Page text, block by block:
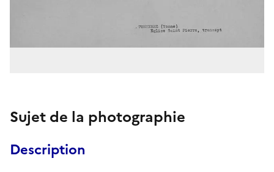
Sujet de la photographie
Description